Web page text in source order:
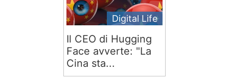
Digital Life
Il CEO di Hugging
Face avverte: "La
Cina sta...